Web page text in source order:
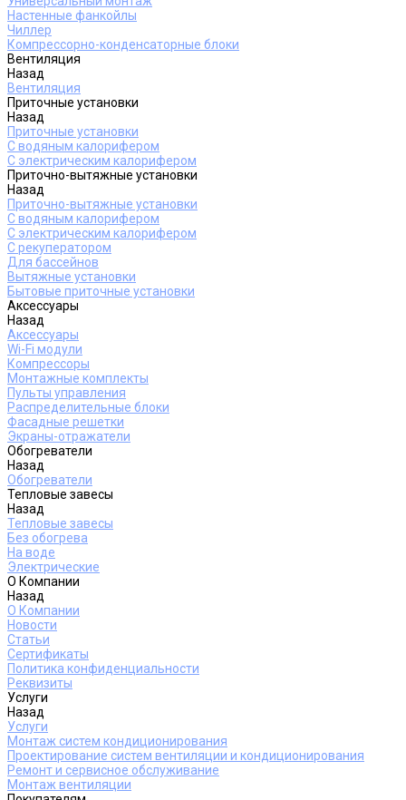
Настенные фанкойлы
Чиллер
Компрессорно-конденсаторные блоки
Вентиляция
Назад
Вентиляция
Приточные установки
Назад
Приточные установки
С водяным калорифером
С электрическим калорифером
Приточно-вытяжные установки
Назад
Приточно-вытяжные установки
С водяным калорифером
С электрическим калорифером
С рекуператором
Для бассейнов
Вытяжные установки
Бытовые приточные установки
Аксессуары
Назад
Аксессуары
Wi-Fi модули
Компрессоры
Монтажные комплекты
Пульты управления
Распределительные блоки
Фасадные решетки
Экраны-отражатели
Обогреватели
Назад
Обогреватели
Тепловые завесы
Назад
Тепловые завесы
Без обогрева
На воде
Электрические
О Компании
Назад
О Компании
Новости
Статьи
Сертификаты
Политика конфиденциальности
Реквизиты
Услуги
Назад
Услуги
Монтаж систем кондиционирования
Проектирование систем вентиляции и кондиционирования
Ремонт и сервисное обслуживание
Монтаж вентиляции